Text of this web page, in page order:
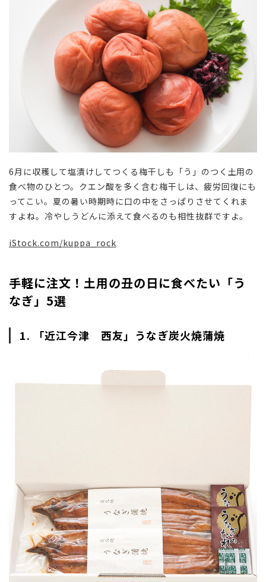
6月に収穫して塩漬けしてつくる梅干しも「う」のつく土用の
食べ物のひとつ。クエン酸を多く含む梅干しは、疲労回復にも
ってこい。夏の暑い時期時に口の中をさっぱりさせてくれま
すよね。冷やしうどんに添えて食べるのも相性抜群ですよ。
iStock.com/kuppa_rock
手軽に注文！土用の丑の日に食べたい「う
なぎ」5選
1. 「近江今津 西友」うなぎ炭火焼蒲焼